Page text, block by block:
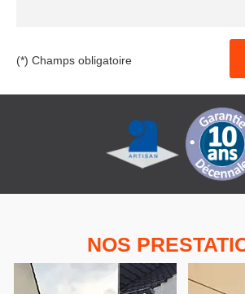
(*) Champs obligatoire
NOS